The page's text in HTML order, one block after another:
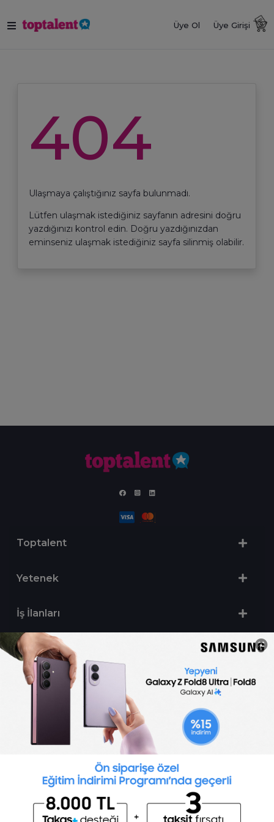
Üye Ol Üye Girişi
404
Ulaşmaya çalıştığınız sayfa bulunmadı.
Lütfen ulaşmak istediğiniz sayfanın adresini doğru
yazdığınızı kontrol edin. Doğru yazdığınızdan
eminseniz ulaşmak istediğiniz sayfa silinmiş olabilir.
Toptalent
Yetenek
İş İlanları
Sertifika Programları
Yetenek Testleri
Toptalent Marka ve İnsan Kaynakları Danışmanlığı Limited Şirketi Özel İstihdam Bürosu